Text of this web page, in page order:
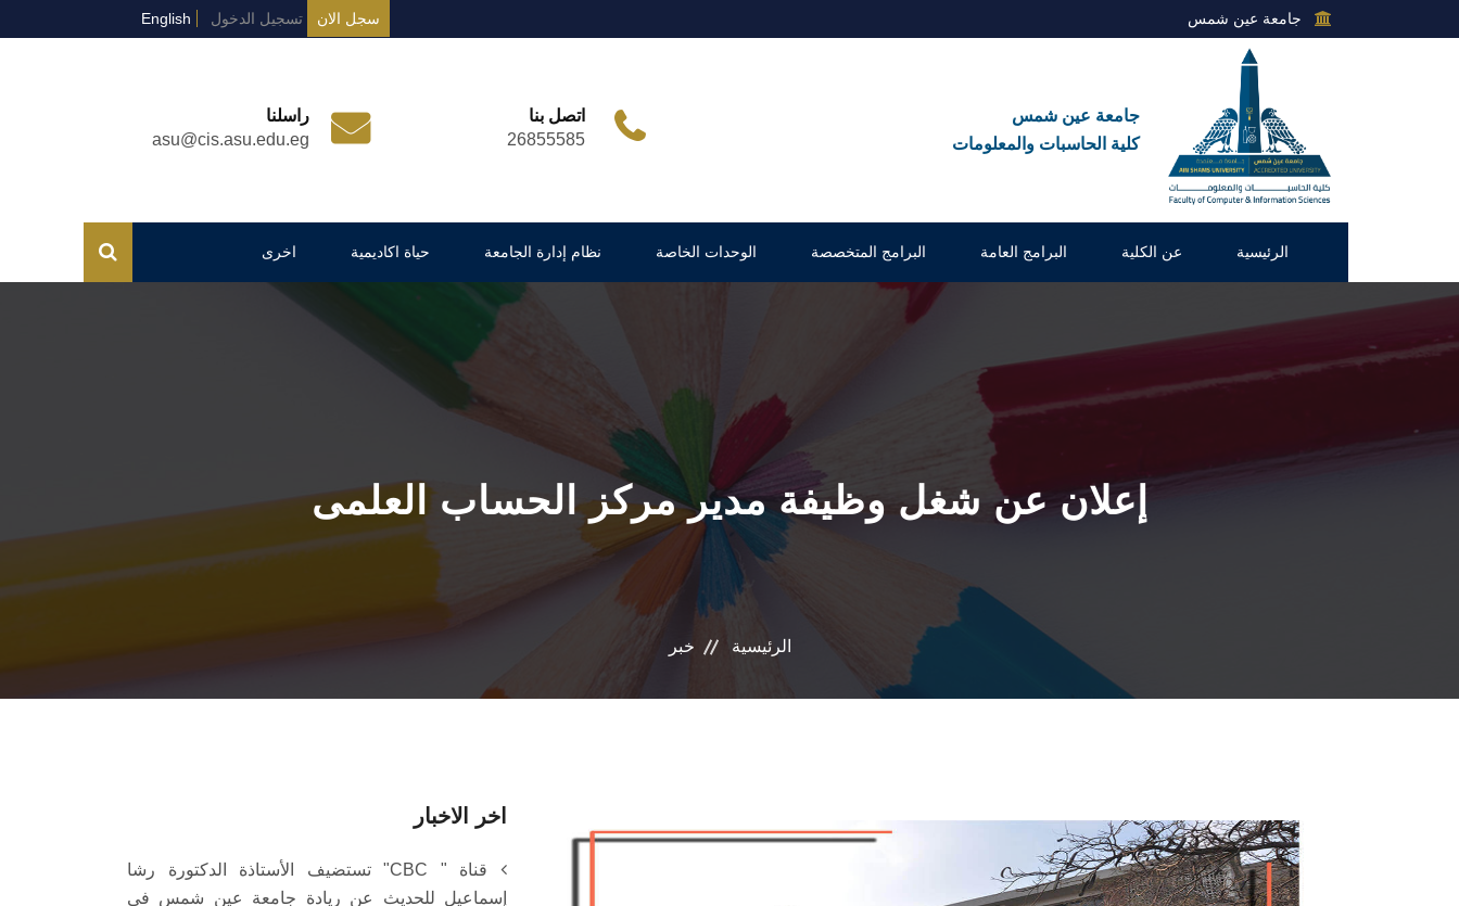
جامعة عين شمس سجل الان تسجيل الدخول English
جامعة عين شمس
كلية الحاسبات والمعلومات
اتصل بنا
26855585
راسلنا
asu@cis.asu.edu.eg
الرئيسية عن الكلية البرامج العامة البرامج المتخصصة الوحدات الخاصة نظام إدارة الجامعة حياة اكاديمية اخرى
إعلان عن شغل وظيفة مدير مركز الحساب العلمى
الرئيسية خبر
اخر الاخبار
قناة " CBC" تستضيف الأستاذة الدكتورة رشا
إسماعيل للحديث عن ريادة جامعة عين شمس في